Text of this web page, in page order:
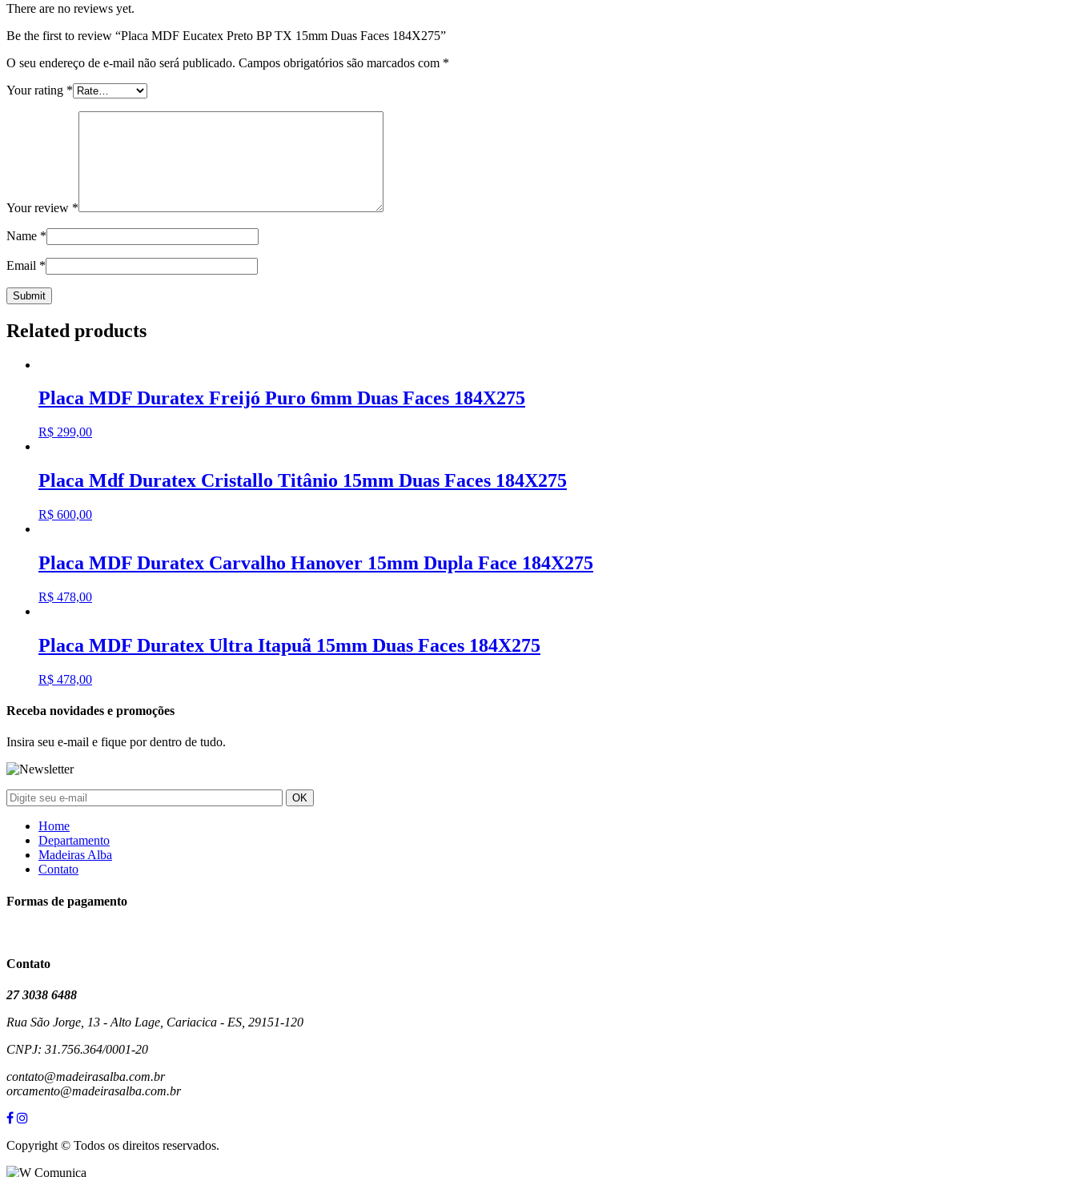
There are no reviews yet.
Be the first to review “Placa MDF Eucatex Preto BP TX 15mm Duas Faces 184X275”
O seu endereço de e-mail não será publicado. Campos obrigatórios são marcados com *
Your rating *
Your review *
Name *
Email *
Related products
Placa MDF Duratex Freijó Puro 6mm Duas Faces 184X275
R$ 299,00
Placa Mdf Duratex Cristallo Titânio 15mm Duas Faces 184X275
R$ 600,00
Placa MDF Duratex Carvalho Hanover 15mm Dupla Face 184X275
R$ 478,00
Placa MDF Duratex Ultra Itapuã 15mm Duas Faces 184X275
R$ 478,00
Receba novidades e promoções
Insira seu e-mail e fique por dentro de tudo.
Home
Departamento
Madeiras Alba
Contato
Formas de pagamento
Contato
27 3038 6488
Rua São Jorge, 13 - Alto Lage, Cariacica - ES, 29151-120
CNPJ: 31.756.364/0001-20
contato@madeirasalba.com.br
orcamento@madeirasalba.com.br
Copyright © Todos os direitos reservados.